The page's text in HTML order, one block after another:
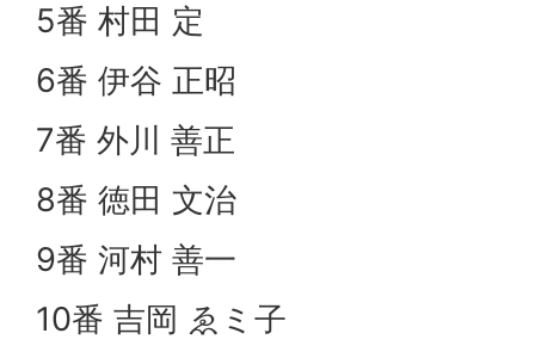
5番 村田 定
6番 伊谷 正昭
7番 外川 善正
8番 徳田 文治
9番 河村 善一
10番 吉岡 ゑミ子